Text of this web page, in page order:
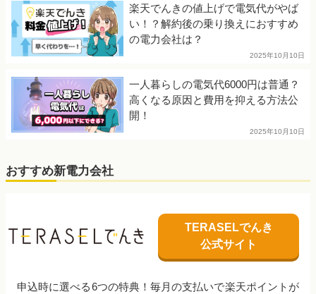
楽天でんきの値上げで電気代がやば
い！？解約後の乗り換えにおすすめ
の電力会社は？
2025年10月10日
一人暮らしの電気代6000円は普通？
高くなる原因と費用を抑える方法公
開！
2025年10月10日
おすすめ新電力会社
申込時に選べる6つの特典！毎月の支払いで楽天ポイントが
TERASELでんき
公式サイト